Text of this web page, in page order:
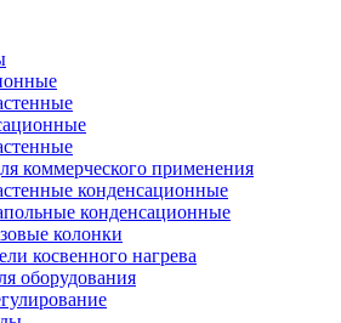
коммерческого применения
конденсационные
конденсационные
колонки
косвенного нагрева
оборудования